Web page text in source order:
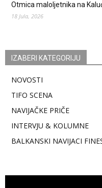
Otmica maloljetnika na
18 Jula, 2026
IZABERI KATEGORIJU
NOVOSTI
TIFO SCENA
NAVIJAČKE PRIČE
INTERVJU & KOLUMNE
BALKANSKI NAVIJACI